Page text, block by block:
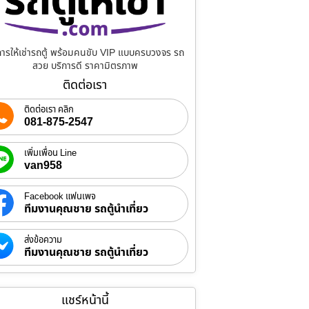
รให้เช่ารถตู้ พร้อมคนขับ VIP แบบครบวงจร รถ
สวย บริการดี ราคามิตรภาพ
ติดต่อเรา
ติดต่อเรา คลิก
081-875-2547
เพิ่มเพื่อน Line
van958
Facebook แฟนเพจ
ทีมงานคุณชาย รถตู้นำเที่ยว
ส่งข้อความ
ทีมงานคุณชาย รถตู้นำเที่ยว
แชร์หน้านี้